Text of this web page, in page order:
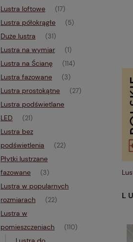
Lustra loftowe (17)
Lustra półokrągłe (5)
Duże lustra (31)
Lustra na wymiar (1)
Lustra na Ścianę (114)
Lustra fazowane (3)
Lustra prostokątne (27)
Lustra podświetlane
LED
(21)
Lustra bez
podświetlenia
(22)
Płytki lustrzane
fazowane
(3)
Lustra w popularnych
rozmiarach
(22)
Lustra w
pomieszczeniach
(110)